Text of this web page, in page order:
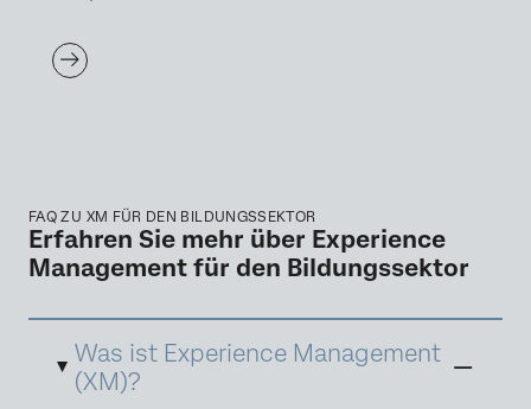
FAQ ZU XM FÜR DEN BILDUNGSSEKTOR
Erfahren Sie mehr über Experience
Management für den Bildungssektor
Was ist Experience Management
(XM)?